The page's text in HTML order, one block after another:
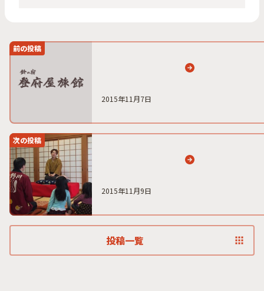
前の投稿
2015年11月7日
次の投稿
2015年11月9日
投稿一覧